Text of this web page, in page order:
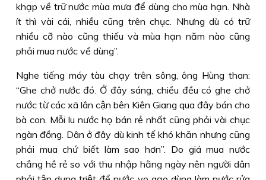
khạp về trữ nước mùa mưa để dùng cho mùa hạn. Nhà
ít thì vài cái, nhiều cũng trên chục. Nhưng dù có trữ
nhiều cỡ nào cũng thiếu và mùa hạn năm nào cũng
phải mua nước về dùng”.
Nghe tiếng máy tàu chạy trên sông, ông Hùng than:
“Ghe chở nước đó. Ở đây sáng, chiều đều có ghe chở
nước từ các xã lân cận bên Kiên Giang qua đây bán cho
bà con. Mỗi lu nước họ bán rẻ nhất cũng phải vài chục
ngàn đồng. Dân ở đây dù kinh tế khó khăn nhưng cũng
phải mua chứ biết làm sao hơn”. Do giá mua nước
chẳng hề rẻ so với thu nhập hằng ngày nên người dân